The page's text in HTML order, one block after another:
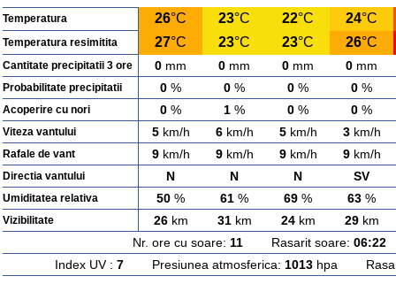
Temperatura 26°C 23°C 22°C 24°C
Temperatura resimitita 27°C 23°C 23°C 26°C
Cantitate precipitatii 3 ore 0 mm 0 mm 0 mm 0 mm
Probabilitate precipitatii 0 % 0 % 0 % 0 %
Acoperire cu nori 0 % 1 % 0 % 0 %
Viteza vantului 5km/h 6km/h 5km/h 3km/h
Rafale de vant 9km/h 9km/h 9km/h 9km/h
Directia vantului N N N SV
Umiditatea relativa 50 % 61 % 69 % 63 %
Vizibilitate 26km 31km 24km 29km
Nr. ore cu soare: 11 Rasarit soare: 06:22
Index UV : 7Presiunea atmosferica: 1013hpa